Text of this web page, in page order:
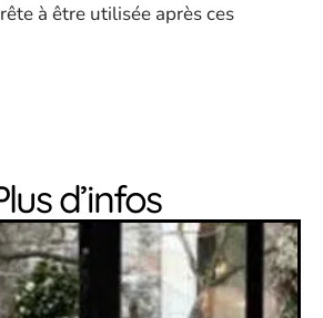
à être utilisée après ces
d’infos